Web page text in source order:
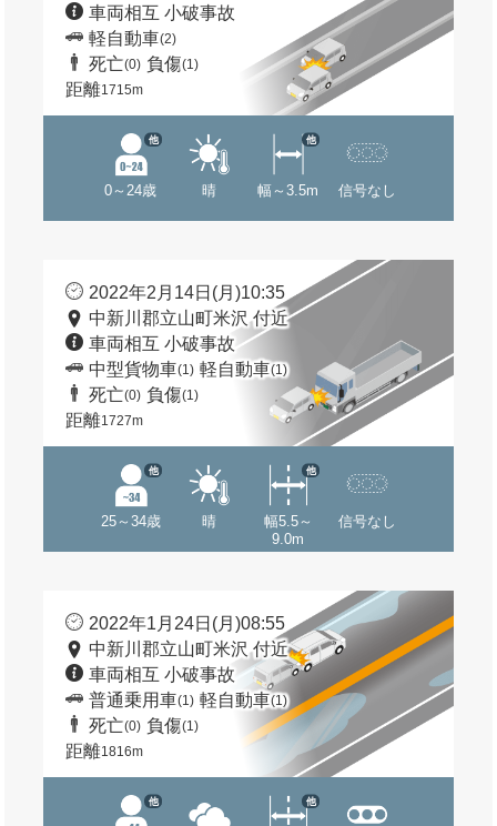
車両相互 小破事故
軽自動車(2)
死亡(0) 負傷(1)
距離1715m
0～24歳
他
晴 幅～3.5m
他
信号なし
2022年2月14日(月)10:35
中新川郡立山町米沢 付近
車両相互 小破事故
中型貨物車(1) 軽自動車(1)
死亡(0) 負傷(1)
距離1727m
25～34歳
他
晴
幅5.5～
9.0m
他
信号なし
2022年1月24日(月)08:55
中新川郡立山町米沢 付近
車両相互 小破事故
普通乗用車(1) 軽自動車(1)
死亡(0) 負傷(1)
距離1816m
他 他